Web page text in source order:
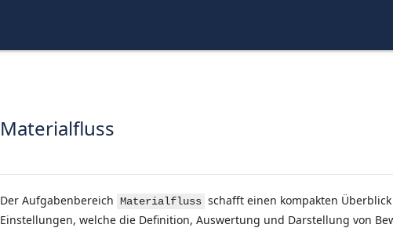
Materialfluss
Der Aufgabenbereich Materialfluss schafft einen kompakten
Einstellungen, welche die Definition, Auswertung und Darstellung von